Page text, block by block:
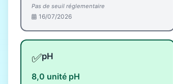
Pas de seuil réglementaire
16/07/2026
✅pH
8,0 unité pH